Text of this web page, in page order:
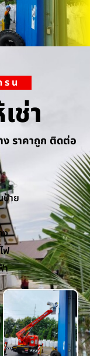
น
ช่า
าง ราคาถูก ติดต่อ
ป้าย
ง
ฟ
า